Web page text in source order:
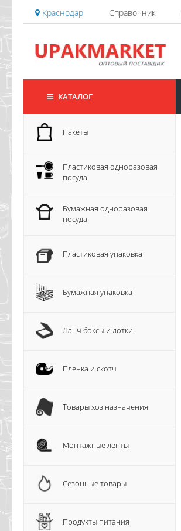
Краснодар Справочник
КАТАЛОГ
Пакеты
Пластиковая одноразовая
посуда
Бумажная одноразовая
посуда
Пластиковая упаковка
Бумажная упаковка
Ланч боксы и лотки
Пленка и скотч
Товары хоз назначения
Монтажные ленты
Сезонные товары
Продукты питания